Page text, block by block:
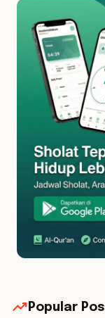
trending_up Popular